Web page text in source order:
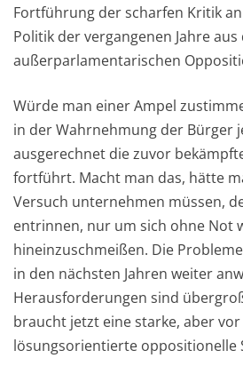
Fortführung der scharfen Kritik
Politik der vergangenen Jahre aus
außerparlamentarischen
Würde man einer Ampel
in der Wahrnehmung der Bürger
ausgerechnet die zuvor
fortführt. Macht man das, hätte
Versuch unternehmen müssen,
entrinnen, nur um sich ohne Not
hineinzuschmeißen. Die
in den nächsten Jahren weiter
Herausforderungen sind
braucht jetzt eine starke, aber
lösungsorientierte oppositionelle